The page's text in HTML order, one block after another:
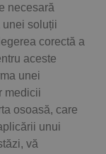
necesară
unei soluții
corectă a
aceste
unei
medicii
osoasă, care
unui
vă